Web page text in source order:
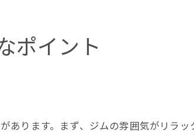
の関係
ジムの選び方
ポイント
ります。まず、ジムの雰囲気がリラッ